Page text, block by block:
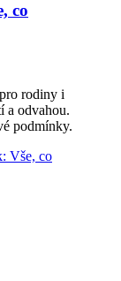
co
rodiny i
a odvahou.
podmínky.
Vše, co